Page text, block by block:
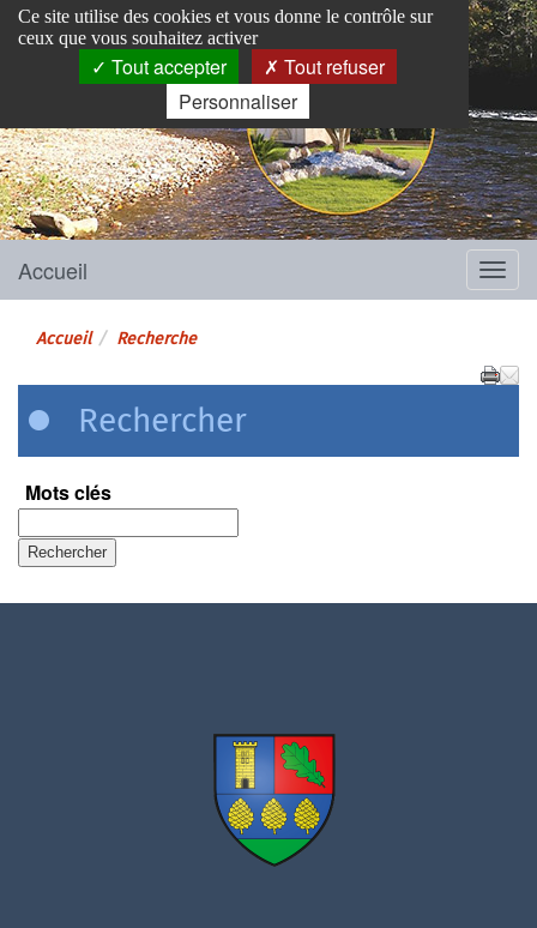
Pins-Justaret
Site officiel de la mairie
Menu
Accueil
Accueil Recherche
Rechercher
Mots clés
Panneau de gestion des cookies
Ce site utilise des cookies et vous donne le contrôle sur
ceux que vous souhaitez activer
Tout accepter
Tout refuser
Personnaliser